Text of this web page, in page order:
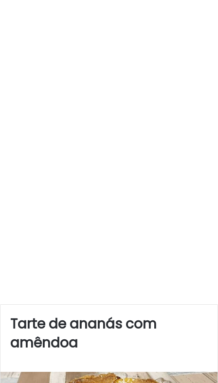
Tarte de ananás com
amêndoa